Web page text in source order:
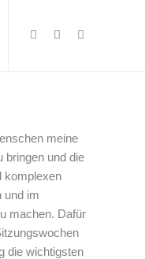
meine
bringen und die
komplexen
und im
machen. Dafür
die wichtigsten